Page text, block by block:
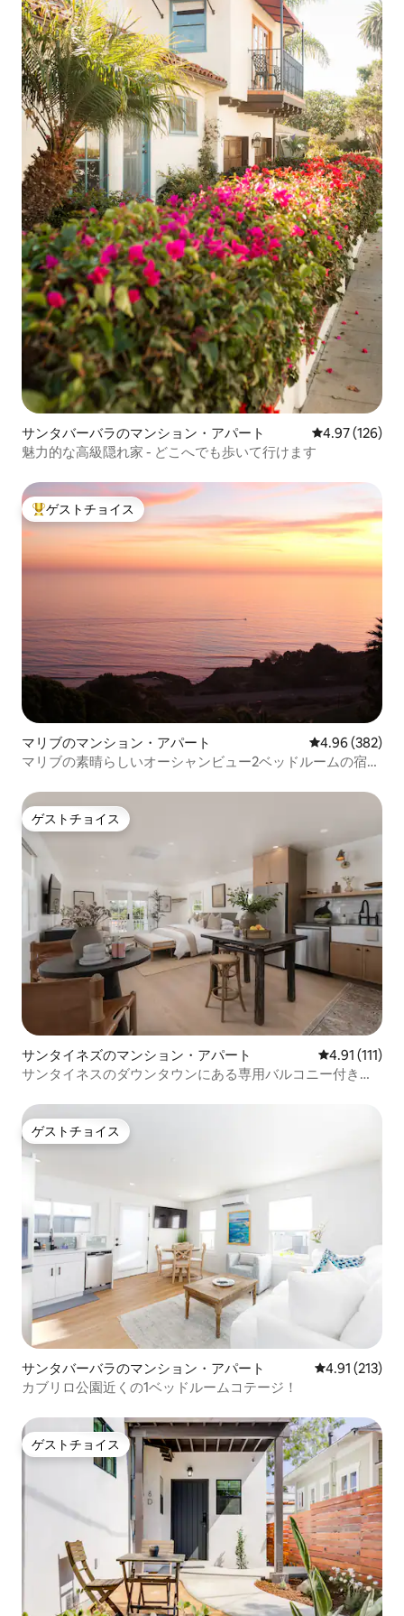
サンタバーバラのマンション・アパート レビュー126
4.97 (126)
魅力的な高級隠れ家 - どこへでも歩いて行けます
大好評のゲストチョイスです。
ゲストチョイス
マリブのマンション・アパート レビュー382
4.96 (382)
マリブの素晴らしいオーシャンビュー2ベッドルームの宿泊
ゲストチョイス
ゲストチョイス
サンタイネズのマンション・アパート レビュー111
4.91 (111)
サンタイネスのダウンタウンにある専用バルコニー付きの
ゲストチョイス
ゲストチョイス
サンタバーバラのマンション・アパート レビュー213
4.91 (213)
カブリロ公園近くの1ベッドルームコテージ！
ゲストチョイス
ゲストチョイス